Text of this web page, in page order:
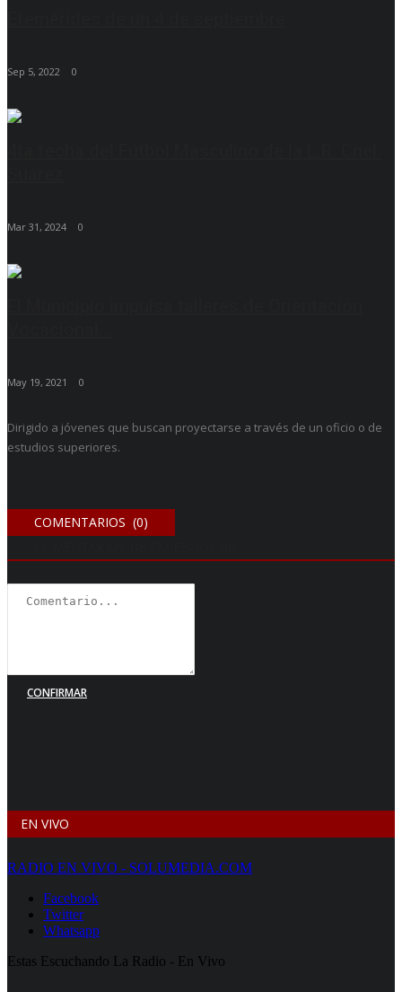
Sep 5, 2022 0
Mar 31, 2024 0
May 19, 2021 0
Dirigido a jóvenes que buscan proyectarse a través de un oficio o de
estudios superiores.
COMENTARIOS (0)
CONFIRMAR
EN VIVO